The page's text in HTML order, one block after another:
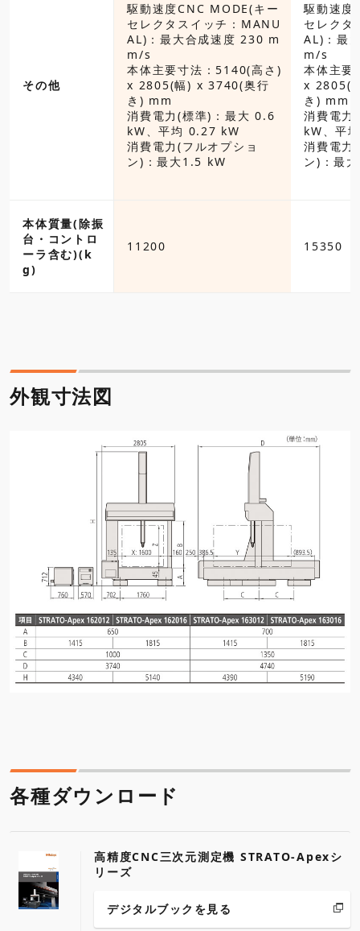
その他
) x 4740(奥行
駆動速度CNC MODE(キー
セレクタスイッチ：MANU
AL)：最大合成速度 230 m
m/s
本体主要寸法：5140(高さ)
x 2805(幅) x 3740(奥行
き) mm
消費電力(標準)：最大 0.6
kW、平均 0.27 kW
消費電力(フルオプショ
ン)：最大1.5 kW
駆動速度
セレクタ
AL)：最
m/s
本体主要
x 2805(
き) mm
消費電力
kW、平
消費電力
ン)：最
本体質量(除振
台・コントロ
ーラ含む)(k
g)
11200 15350
外観寸法図
各種ダウンロード
高精度CNC三次元測定機 STRATO-Apexシ
リーズ
デジタルブックを見る